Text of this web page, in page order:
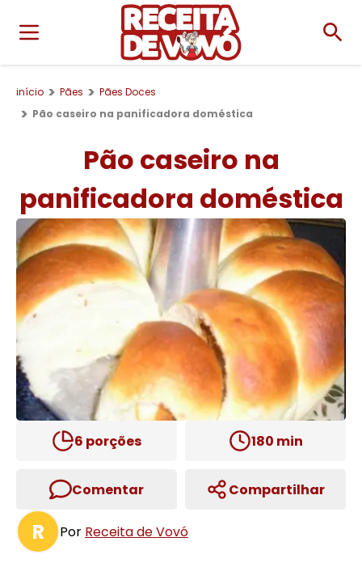
início Pães
Pães Doces
Pão caseiro na panificadora doméstica
Pão caseiro na
panificadora doméstica
6 porções 180 min
Comentar Compartilhar
R Por Receita de Vovó